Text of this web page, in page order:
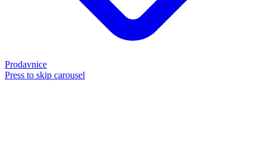
Prodavnice
Press to skip carousel